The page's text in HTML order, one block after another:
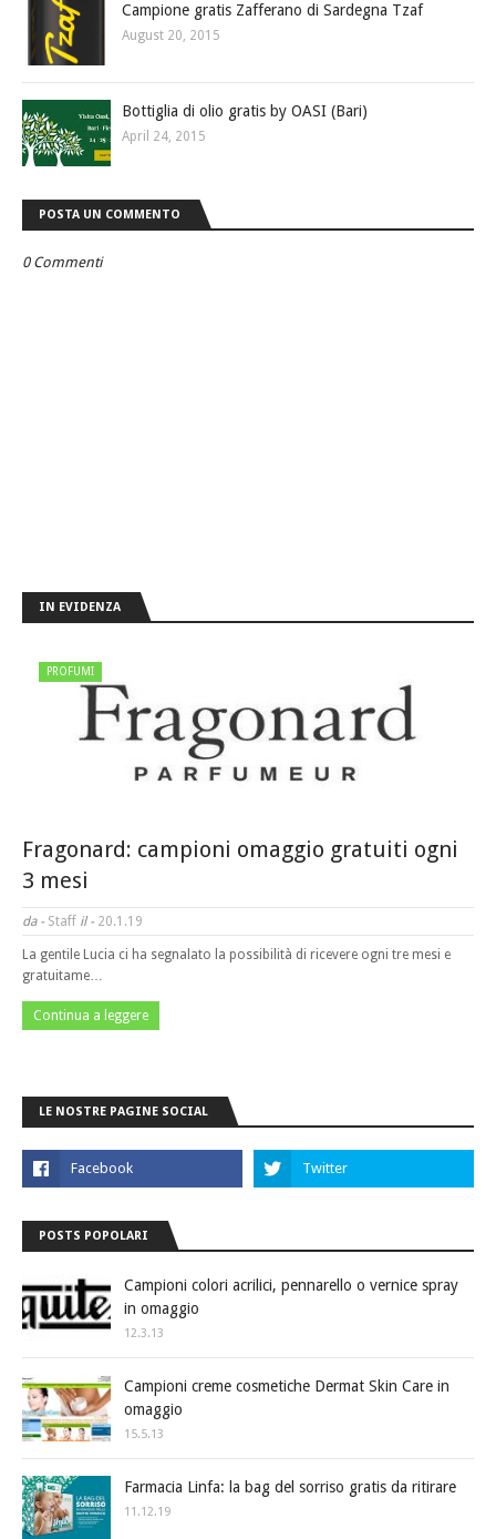
Campione gratis Zafferano di Sardegna Tzaf
August 20, 2015
Bottiglia di olio gratis by OASI (Bari)
April 24, 2015
POSTA UN COMMENTO
0 Commenti
IN EVIDENZA
PROFUMI
Fragonard: campioni omaggio gratuiti ogni
3 mesi
da - Staff il - 20.1.19
La gentile Lucia ci ha segnalato la possibilità di ricevere ogni tre mesi e
gratuitame…
Continua a leggere
LE NOSTRE PAGINE SOCIAL
POSTS POPOLARI
Campioni colori acrilici, pennarello o vernice spray
in omaggio
12.3.13
Campioni creme cosmetiche Dermat Skin Care in
omaggio
15.5.13
Farmacia Linfa: la bag del sorriso gratis da ritirare
11.12.19